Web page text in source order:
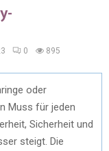
0 895
oder
Muss für jeden
Sicherheit und
steigt. Die